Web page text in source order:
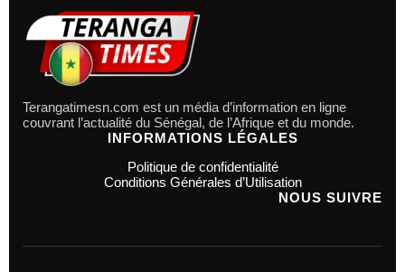
Terangatimesn.com est un média d’information en ligne
couvrant l’actualité du Sénégal, de l’Afrique et du monde.
INFORMATIONS LÉGALES
Politique de confidentialité
Conditions Générales d’Utilisation
NOUS SUIVRE